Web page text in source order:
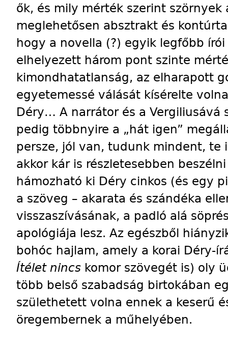
ők, és mily mérték szerint
meglehetősen absztrakt és
hogy a novella (?) egyik legfőbb
elhelyezett három pont szinte
kimondhatatlanság, az elharapott
egyetemessé válását kísérelte
Déry… A narrátor és a Vergiliusává
pedig többnyire a „hát igen”
persze, jól van, tudunk mindent, te
akkor kár is részletesebben
hámozható ki Déry cinkos (és egy
a szöveg – akarata és szándéka
visszaszívásának, a padló alá
apológiája lesz. Az egészből
bohóc hajlam, amely a korai Déry-
Ítélet nincs komor szövegét is) oly
több belső szabadság birtokában
születhetett volna ennek a keserű
öregembernek a műhelyében.